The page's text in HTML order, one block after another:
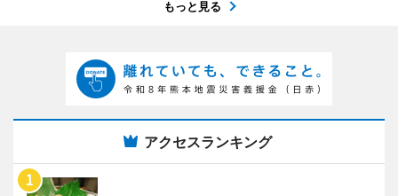
もっと見る
アクセスランキング